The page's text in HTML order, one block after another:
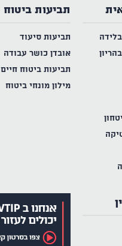
תביעות ביטוח
תביעות סיעוד
אובדן כושר עבודה
תביעות ביטוח חיים
מילון מונחי ביטוח